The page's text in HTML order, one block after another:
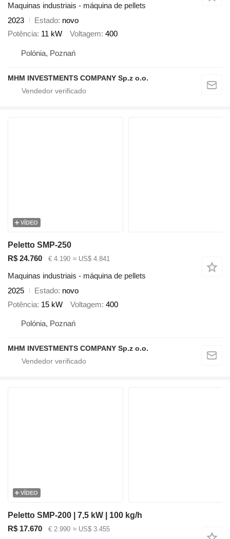
Maquinas industriais - máquina de pellets
2023
Estado novo
Potência 11 kW Voltagem 400
Polónia, Poznań
MHM INVESTMENTS COMPANY Sp.z o.o.
VÍDEO
Peletto SMP-250
R$ 24.760
€ 4.190 ≈ US$ 4.841
Maquinas industriais - máquina de pellets
2025
Estado novo
Potência 15 kW Voltagem 400
Polónia, Poznań
MHM INVESTMENTS COMPANY Sp.z o.o.
VÍDEO
Peletto SMP-200 | 7,5 kW | 100 kg/h
R$ 17.670
€ 2.990 ≈ US$ 3.455